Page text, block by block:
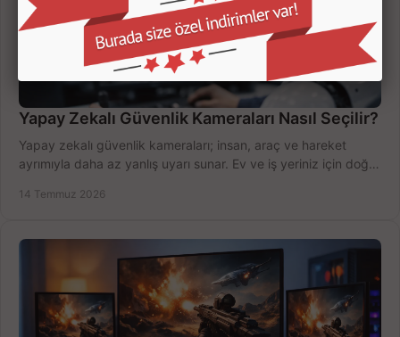
Yapay Zekalı Güvenlik Kameraları Nasıl Seçilir?
Yapay zekalı güvenlik kameraları; insan, araç ve hareket
ayrımıyla daha az yanlış uyarı sunar. Ev ve iş yeriniz için doğru
14 Temmuz 2026